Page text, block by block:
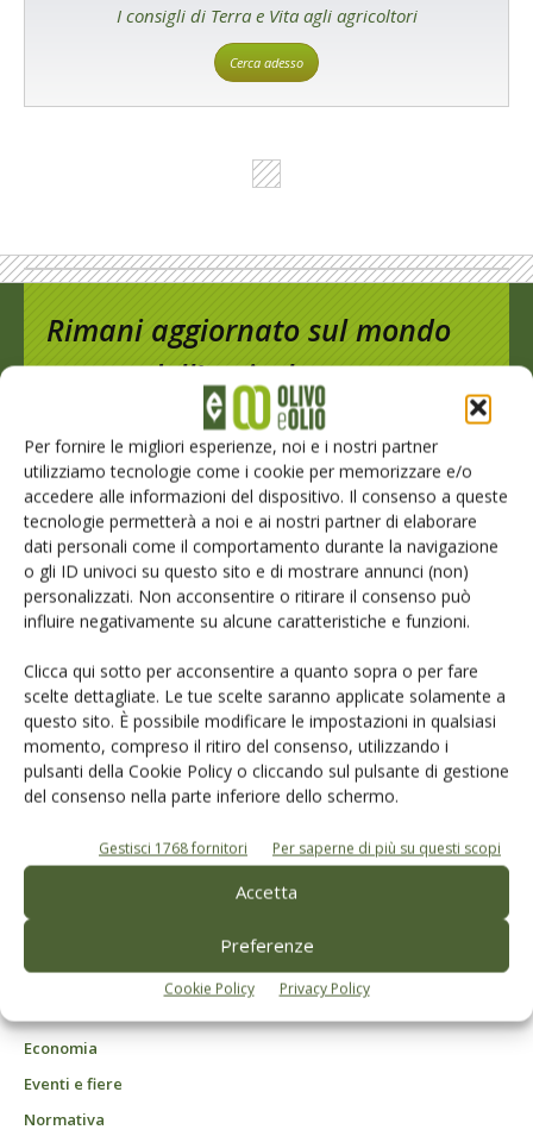
Per fornire le migliori esperienze, noi e i nostri partner
utilizziamo tecnologie come i cookie per memorizzare e/o
accedere alle informazioni del dispositivo. Il consenso a queste
tecnologie permetterà a noi e ai nostri partner di elaborare
dati personali come il comportamento durante la navigazione
o gli ID univoci su questo sito e di mostrare annunci (non)
personalizzati. Non acconsentire o ritirare il consenso può
influire negativamente su alcune caratteristiche e funzioni.
Clicca qui sotto per acconsentire a quanto sopra o per fare
scelte dettagliate. Le tue scelte saranno applicate solamente a
questo sito. È possibile modificare le impostazioni in qualsiasi
momento, compreso il ritiro del consenso, utilizzando i
pulsanti della Cookie Policy o cliccando sul pulsante di gestione
del consenso nella parte inferiore dello schermo.
Gestisci 1768 fornitori Per saperne di più su questi scopi
Accetta
Preferenze
Cookie Policy Privacy Policy
I consigli di Terra e Vita agli agricoltori
Cerca adesso
Rimani aggiornato sul mondo
dell’agricoltura
Iscriviti alle nostre newsletter
© Tecniche Nuove Spa. Tutti i diritti riservati. Sede legale Via Eritrea 21 -
imprese di Milano: 00753480151
Registrazione Tribunale di Milano n. 69 del 05/03/2014. Precedentemente
registrata presso il tribunale di Bologna n. 6776 del 04/03/1998
ROC "Poste italiane Spa - sped. A.P. - DL 353/2003 conv. L. 46/2004, art. 1c.1:
DCB Milano" Roc n. 24344 del 11 marzo 2014
Agrofarmaci – Difesa
Economia
Eventi e fiere
Normativa